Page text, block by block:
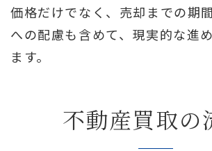
価格だけでなく、売却までの期
への配慮も含めて、現実的な進
ます。
不動産買取の